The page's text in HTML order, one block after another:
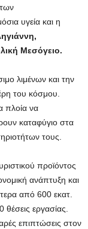
υγεία και η
Μεσόγειο.
λιμένων και την
του κόσμου.
πλοία να
καταφύγιο στα
τους.
προϊόντος
ανάπτυξη και
από 600 εκατ.
εργασίας.
επιπτώσεις στον